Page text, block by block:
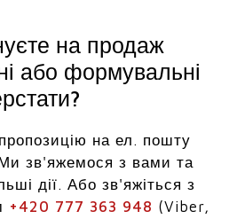
на продаж
або формувальні
на ел. пошту
зв'яжемося з вами та
дії. Або зв'яжіться з
+420 777 363 948 (Viber,